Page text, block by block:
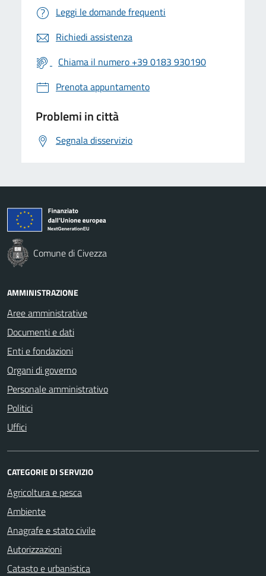
Leggi le domande frequenti
Richiedi assistenza
Chiama il numero +39 0183 930190
Prenota appuntamento
Problemi in città
Segnala disservizio
Comune di Civezza
AMMINISTRAZIONE
Aree amministrative
Documenti e dati
Enti e fondazioni
Organi di governo
Personale amministrativo
Politici
Uffici
CATEGORIE DI SERVIZIO
Agricoltura e pesca
Ambiente
Anagrafe e stato civile
Autorizzazioni
Catasto e urbanistica